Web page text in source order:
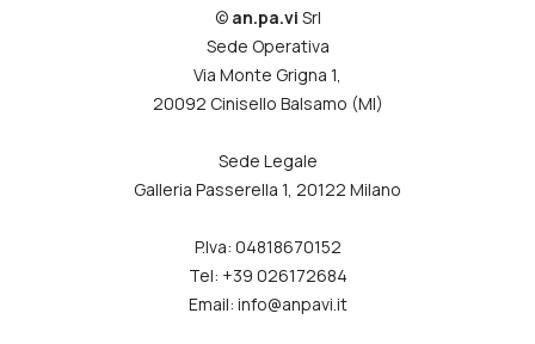
© an.pa.vi Srl
Sede Operativa
Via Monte Grigna 1,
20092 Cinisello Balsamo (MI)
Sede Legale
Galleria Passerella 1, 20122 Milano
P.Iva: 04818670152
Tel: +39 026172684
Email: info@anpavi.it